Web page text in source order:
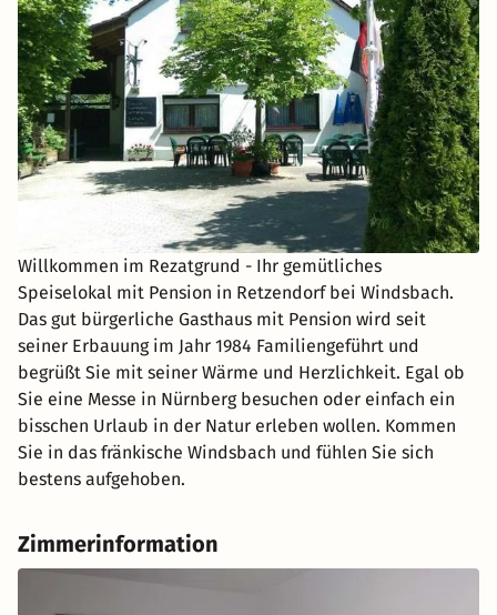
Willkommen im Rezatgrund - Ihr gemütliches
Speiselokal mit Pension in Retzendorf bei Windsbach.
Das gut bürgerliche Gasthaus mit Pension wird seit
seiner Erbauung im Jahr 1984 Familiengeführt und
begrüßt Sie mit seiner Wärme und Herzlichkeit. Egal ob
Sie eine Messe in Nürnberg besuchen oder einfach ein
bisschen Urlaub in der Natur erleben wollen. Kommen
Sie in das fränkische Windsbach und fühlen Sie sich
bestens aufgehoben.
Zimmerinformation